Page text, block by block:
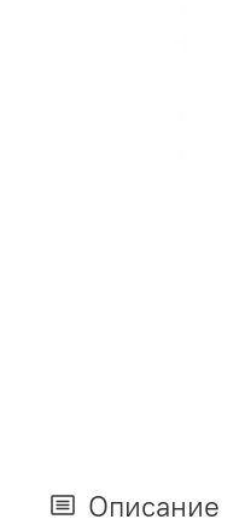
Описание